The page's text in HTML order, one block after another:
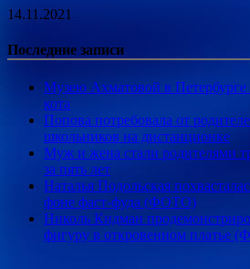
14.11.2021
Последние записи
Музею Ахматовой в Петербурге
кота
Попова потребовала от
школьников на дистанционке
Муж и жена стали родителями
за пять лет
Наталья Подольская
фоне фаст-фуда (ФОТО)
Николь Кидман
фигуру в откровенном платье